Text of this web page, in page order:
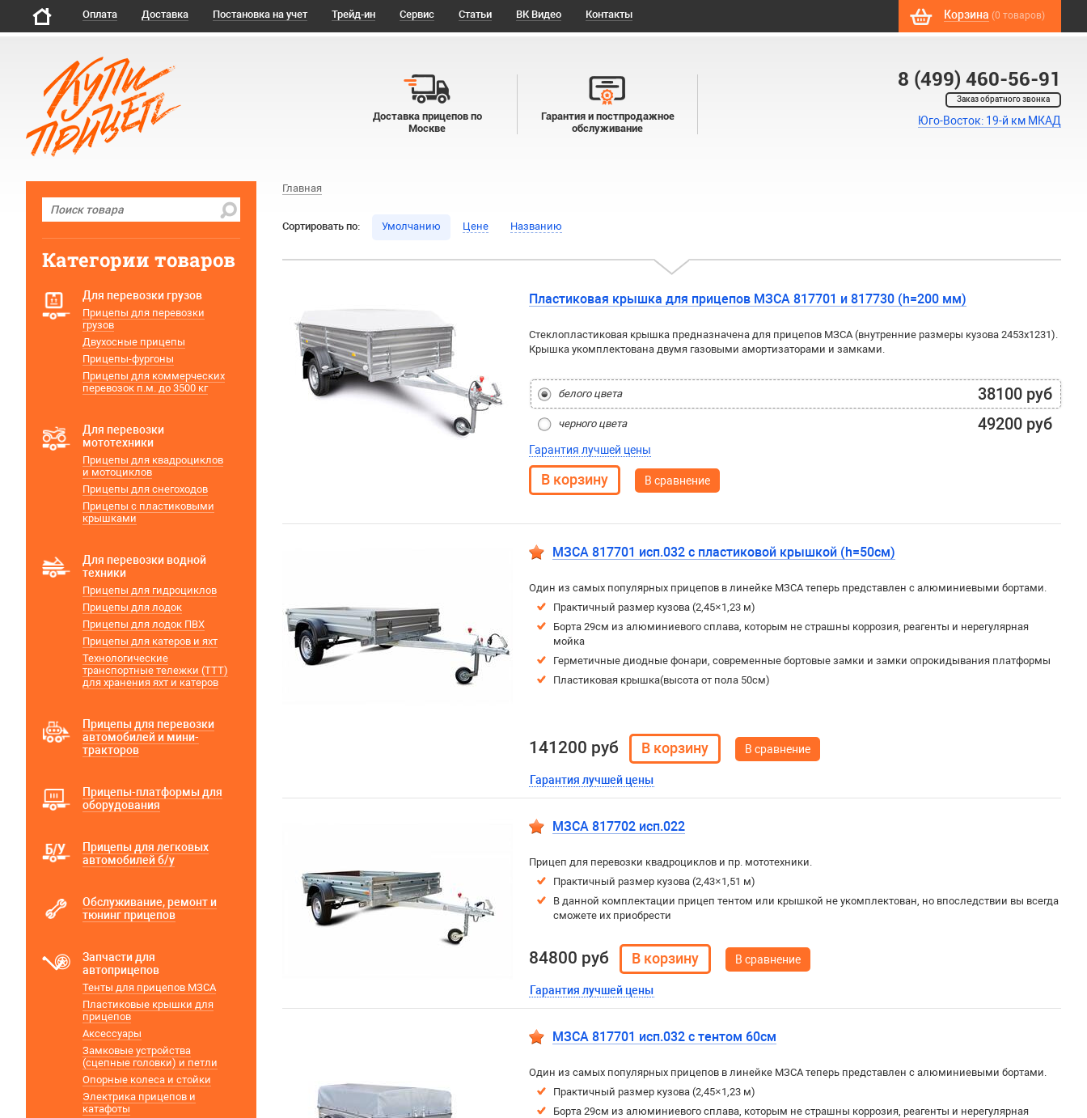
Оплата Доставка Постановка на учет Трейд-ин Сервис Статьи ВК Видео Контакты Корзина (0 товаров)
8 (499) 460-56-91
Заказ обратного звонка
Юго-Восток: 19-й км МКАД
Доставка прицепов по
Москве
Гарантия и постпродажное
обслуживание
Главная
Сортировать по: Умолчанию Цене Названию
Пластиковая крышка для прицепов МЗСА 817701 и 817730 (h=200 мм)
Стеклопластиковая крышка предназначена для прицепов МЗСА (внутренние размеры кузова 2453x1231).
Крышка укомплектована двумя газовыми амортизаторами и замками.
белого цвета 38100 руб
черного цвета 49200 руб
Гарантия лучшей цены
В сравнение
МЗСА 817701 исп.032 с пластиковой крышкой (h=50см)
Один из самых популярных прицепов в линейке МЗСА теперь представлен с алюминиевыми бортами.
Практичный размер кузова (2,45×1,23 м)
Борта 29см из алюминиевого сплава, которым не страшны коррозия, реагенты и нерегулярная
мойка
Герметичные диодные фонари, современные бортовые замки и замки опрокидывания платформы
Пластиковая крышка(высота от пола 50см)
141200 руб
Гарантия лучшей цены
В сравнение
МЗСА 817702 исп.022
Прицеп для перевозки квадроциклов и пр. мототехники.
Практичный размер кузова (2,43×1,51 м)
В данной комплектации прицеп тентом или крышкой не укомплектован, но впоследствии вы всегда
сможете их приобрести
84800 руб
Гарантия лучшей цены
В сравнение
МЗСА 817701 исп.032 с тентом 60см
Один из самых популярных прицепов в линейке МЗСА теперь представлен с алюминиевыми бортами.
Практичный размер кузова (2,45×1,23 м)
Борта 29см из алюминиевого сплава, которым не страшны коррозия, реагенты и нерегулярная
Категории товаров
Для перевозки грузов
Прицепы для перевозки
грузов
Двухосные прицепы
Прицепы-фургоны
Прицепы для коммерческих
перевозок п.м. до 3500 кг
Для перевозки
мототехники
Прицепы для квадроциклов
и мотоциклов
Прицепы для снегоходов
Прицепы с пластиковыми
крышками
Для перевозки водной
техники
Прицепы для гидроциклов
Прицепы для лодок
Прицепы для лодок ПВХ
Прицепы для катеров и яхт
Технологические
транспортные тележки (ТТТ)
для хранения яхт и катеров
Прицепы для перевозки
автомобилей и мини-
тракторов
Прицепы-платформы для
оборудования
Прицепы для легковых
автомобилей б/у
Обслуживание, ремонт и
тюнинг прицепов
Запчасти для
автоприцепов
Тенты для прицепов МЗСА
Пластиковые крышки для
прицепов
Аксессуары
Замковые устройства
(сцепные головки) и петли
Опорные колеса и стойки
Электрика прицепов и
катафоты